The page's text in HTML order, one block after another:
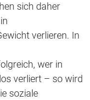
sich daher
verlieren. In
wer in
verliert – so wird
soziale